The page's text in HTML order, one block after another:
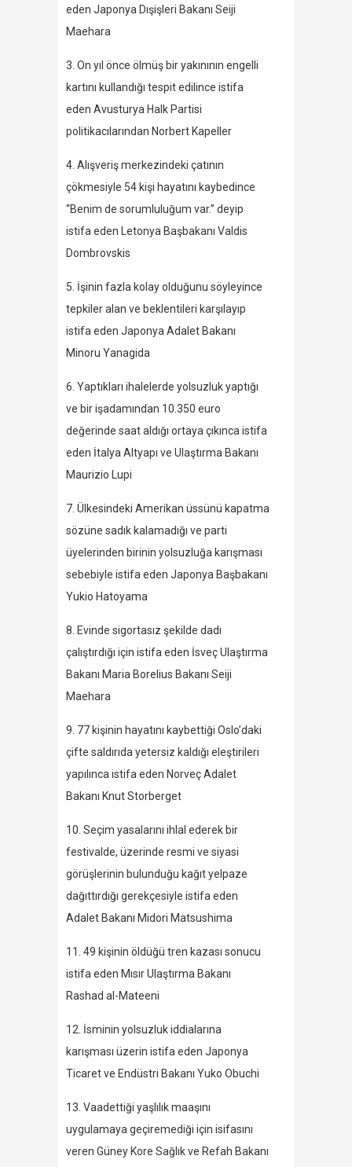
eden Japonya Dışişleri Bakanı Seiji
Maehara
3. On yıl önce ölmüş bir yakınının engelli
kartını kullandığı tespit edilince istifa
eden Avusturya Halk Partisi
politikacılarından Norbert Kapeller
4. Alışveriş merkezindeki çatının
çökmesiyle 54 kişi hayatını kaybedince
“Benim de sorumluluğum var.” deyip
istifa eden Letonya Başbakanı Valdis
Dombrovskis
5. İşinin fazla kolay olduğunu söyleyince
tepkiler alan ve beklentileri karşılayıp
istifa eden Japonya Adalet Bakanı
Minoru Yanagida
6. Yaptıkları ihalelerde yolsuzluk yaptığı
ve bir işadamından 10.350 euro
değerinde saat aldığı ortaya çıkınca istifa
eden İtalya Altyapı ve Ulaştırma Bakanı
Maurizio Lupi
7. Ülkesindeki Amerikan üssünü kapatma
sözüne sadık kalamadığı ve parti
üyelerinden birinin yolsuzluğa karışması
sebebiyle istifa eden Japonya Başbakanı
Yukio Hatoyama
8. Evinde sigortasız şekilde dadı
çalıştırdığı için istifa eden İsveç Ulaştırma
Bakanı Maria Borelius Bakanı Seiji
Maehara
9. 77 kişinin hayatını kaybettiği Oslo’daki
çifte saldırıda yetersiz kaldığı eleştirileri
yapılınca istifa eden Norveç Adalet
Bakanı Knut Storberget
10. Seçim yasalarını ihlal ederek bir
festivalde, üzerinde resmi ve siyasi
görüşlerinin bulunduğu kağıt yelpaze
dağıttırdığı gerekçesiyle istifa eden
Adalet Bakanı Midori Matsushima
11. 49 kişinin öldüğü tren kazası sonucu
istifa eden Mısır Ulaştırma Bakanı
Rashad al-Mateeni
12. İsminin yolsuzluk iddialarına
karışması üzerin istifa eden Japonya
Ticaret ve Endüstri Bakanı Yuko Obuchi
13. Vaadettiği yaşlılık maaşını
uygulamaya geçiremediği için isifasını
veren Güney Kore Sağlık ve Refah Bakanı